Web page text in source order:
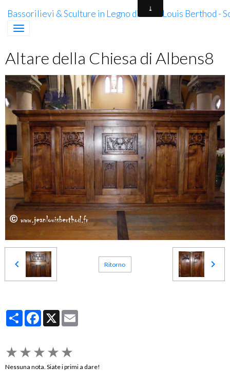
Bassorilievi & Sculture in Legno di Jean-Louis Berthod -
Altare della Chiesa di Albens8
Ritorno
PartagerFacebook
X
★★★★★
Nessuna nota. Siate i primi a dare!